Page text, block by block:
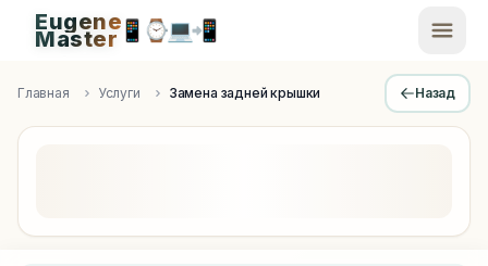
Apple Diagnostics & Engineering Authority in Saint
Eugene
Master📱 ⌚💻📲
Главная Услуги Замена задней крышки Назад